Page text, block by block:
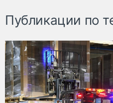
Публикации по